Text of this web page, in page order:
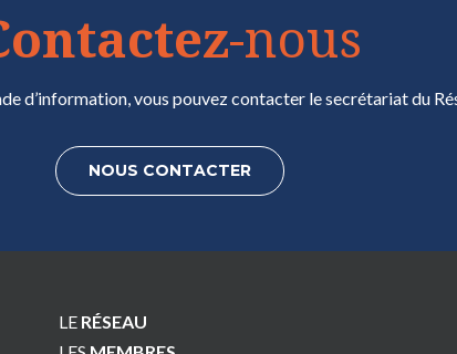
-nous
d’information, vous pouvez contacter le secrétariat du
NOUS CONTACTER
LE RÉSEAU